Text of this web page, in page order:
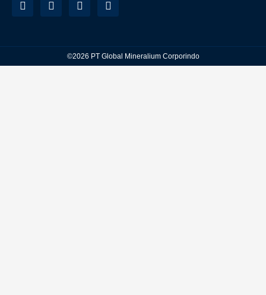
©2026 PT Global Mineralium Corporindo